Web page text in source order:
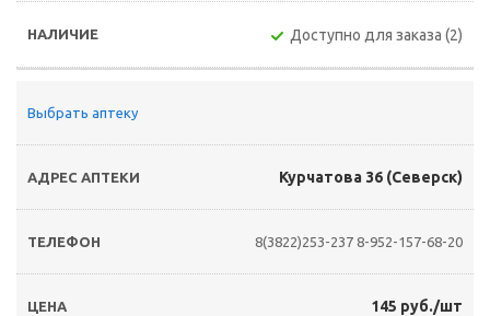
Доступно для заказа (2)
Выбрать аптеку
Курчатова 36 (Северск)
8(3822)253-237 8-952-157-68-20
145 руб./шт